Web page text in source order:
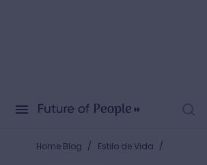
Home Blog / Estilo de Vida /